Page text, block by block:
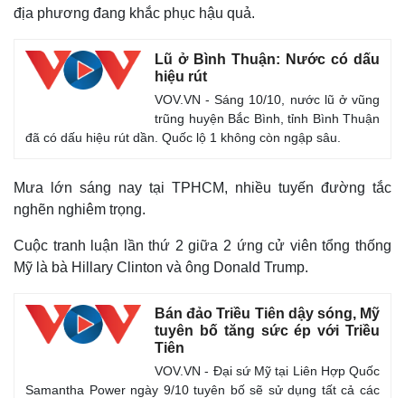
Pháp luật
Vụ án
Quân sự - Quốc phòng
Vũ khí
Phân tích
địa phương đang khắc phục hậu quả.
Lũ ở Bình Thuận: Nước có dấu
hiệu rút
VOV.VN - Sáng 10/10, nước lũ ở vũng
trũng huyện Bắc Bình, tỉnh Bình Thuận
đã có dấu hiệu rút dần. Quốc lộ 1 không còn ngập sâu.
Mưa lớn sáng nay tại TPHCM, nhiều tuyến đường tắc
nghẽn nghiêm trọng.
Cuộc tranh luận lần thứ 2 giữa 2 ứng cử viên tổng thống
Mỹ là bà Hillary Clinton và ông Donald Trump.
Bán đảo Triều Tiên dậy sóng, Mỹ
tuyên bố tăng sức ép với Triều
Tiên
VOV.VN - Đại sứ Mỹ tại Liên Hợp Quốc
Samantha Power ngày 9/10 tuyên bố sẽ sử dụng tất cả các